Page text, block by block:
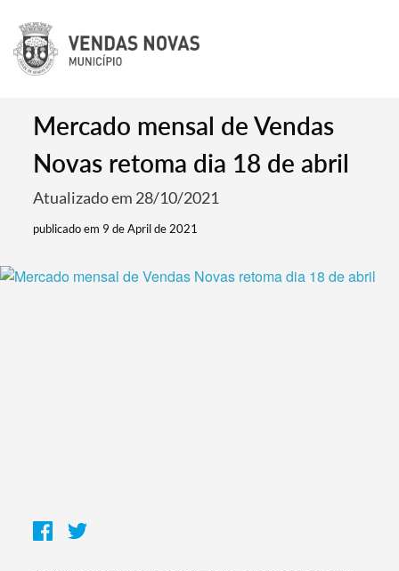
Mercado mensal de Vendas
Novas retoma dia 18 de abril
Atualizado em 28/10/2021
publicado em 9 de April de 2021